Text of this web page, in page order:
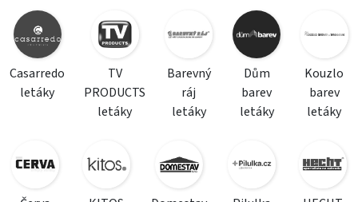
Casarredo
letáky
TV
PRODUCTS
letáky
Barevný
ráj
letáky
Dům
barev
letáky
Kouzlo
barev
letáky